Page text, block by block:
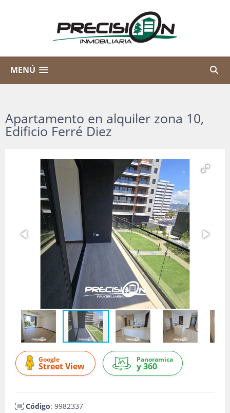
MENÚ
Apartamento en alquiler zona 10,
Edificio Ferré Diez
Google
Street View
Panoramica
y 360
Código: 9982337